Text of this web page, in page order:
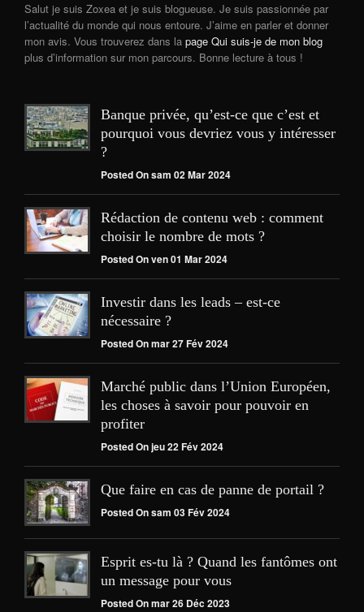
Salut je suis Zoxea et je suis blogueuse. Je suis passionnée par
l’actualité du monde qui nous entoure. J’aime en parler et donner
mon avis. Vous trouverez dans la page Qui suis-je de mon blog
plus d’information sur mon parcours. Bonne lecture à tous !
Banque privée, qu’est-ce que c’est et
pourquoi vous devriez vous y intéresser
?
Posted On sam 02 Mar 2024
Rédaction de contenu web : comment
choisir le nombre de mots ?
Posted On ven 01 Mar 2024
Investir dans les leads – est-ce
nécessaire ?
Posted On mar 27 Fév 2024
Marché public dans l’Union Européen,
les choses à savoir pour pouvoir en
profiter
Posted On jeu 22 Fév 2024
Que faire en cas de panne de portail ?
Posted On sam 03 Fév 2024
Esprit es-tu là ? Quand les fantômes ont
un message pour vous
Posted On mar 26 Déc 2023